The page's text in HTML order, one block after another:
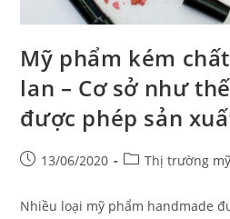
Mỹ phẩm kém
lan – Cơ sở như
được phép sản
13/06/2020 Thị trường
Nhiều loại mỹ phẩm handmade